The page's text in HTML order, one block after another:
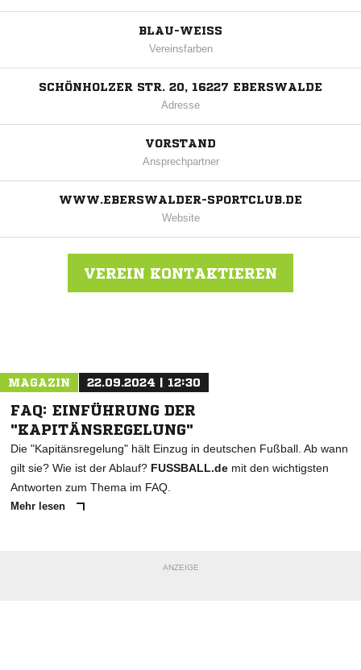
BLAU-WEISS
Vereinsfarben
SCHÖNHOLZER STR. 20, 16227 EBERSWALDE
Adresse
VORSTAND
Ansprechpartner
WWW.EBERSWALDER-SPORTCLUB.DE
Website
VEREIN KONTAKTIEREN
MAGAZIN 22.09.2024 | 12:30
FAQ: EINFÜHRUNG DER
"KAPITÄNSREGELUNG"
Die "Kapitänsregelung" hält Einzug in deutschen Fußball. Ab wann
gilt sie? Wie ist der Ablauf? FUSSBALL.de mit den wichtigsten
Antworten zum Thema im FAQ.
Mehr lesen
ANZEIGE